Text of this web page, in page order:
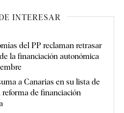
INTERESAR
del PP reclaman retrasar
la financiación autonómica
a Canarias en su lista de
reforma de financiación